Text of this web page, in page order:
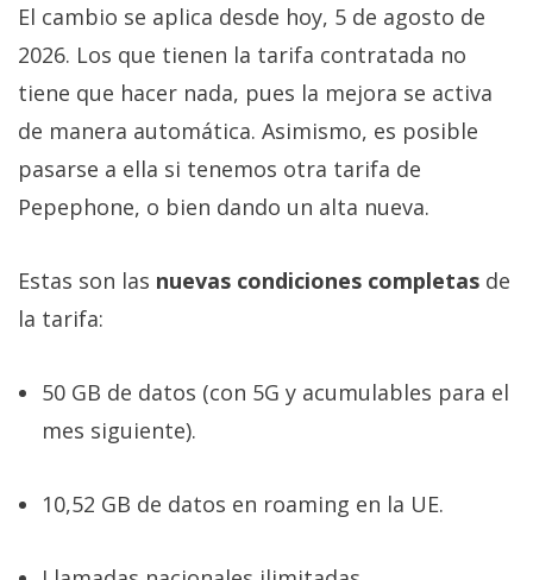
El cambio se aplica desde hoy, 5 de agosto de
2026. Los que tienen la tarifa contratada no
tiene que hacer nada, pues la mejora se activa
de manera automática. Asimismo, es posible
pasarse a ella si tenemos otra tarifa de
Pepephone, o bien dando un alta nueva.
Estas son las nuevas condiciones completas de
la tarifa:
50 GB de datos (con 5G y acumulables para el
mes siguiente).
10,52 GB de datos en roaming en la UE.